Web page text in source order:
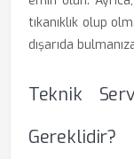
tıkanıklık olup
dışarıda
Teknik
Gereklidir?